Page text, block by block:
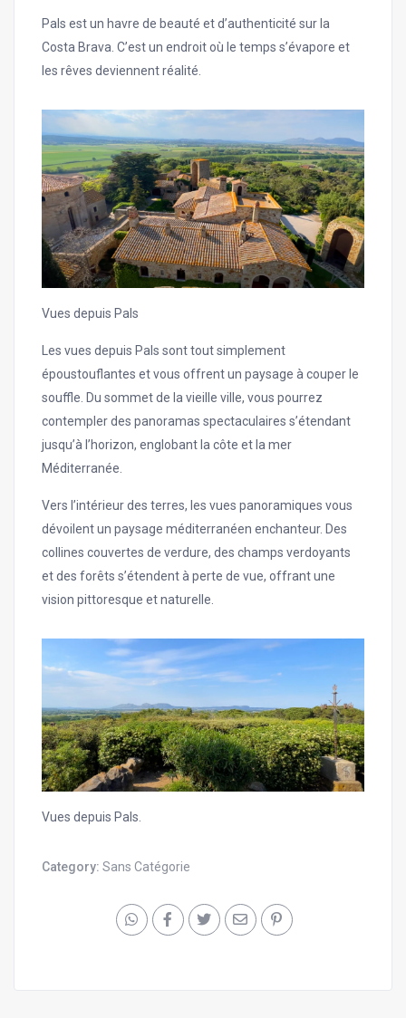
Pals est un havre de beauté et d’authenticité sur la
Costa Brava. C’est un endroit où le temps s’évapore et
les rêves deviennent réalité.
Vues depuis Pals
Les vues depuis Pals sont tout simplement
époustouflantes et vous offrent un paysage à couper le
souffle. Du sommet de la vieille ville, vous pourrez
contempler des panoramas spectaculaires s’étendant
jusqu’à l’horizon, englobant la côte et la mer
Méditerranée.
Vers l’intérieur des terres, les vues panoramiques vous
dévoilent un paysage méditerranéen enchanteur. Des
collines couvertes de verdure, des champs verdoyants
et des forêts s’étendent à perte de vue, offrant une
vision pittoresque et naturelle.
Vues depuis Pals.
Category:Sans Catégorie